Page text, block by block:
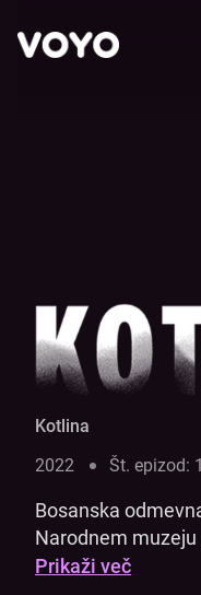
Kotlina - Glej
Kotlina
2022
Št. epizod:
Bosanska
Narodnem
in njegov kolega
Prikaži več